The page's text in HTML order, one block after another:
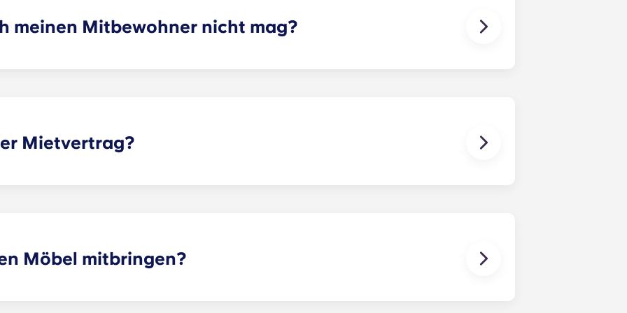
meinen Mitbewohner nicht mag?
Mietvertrag?
Möbel mitbringen?